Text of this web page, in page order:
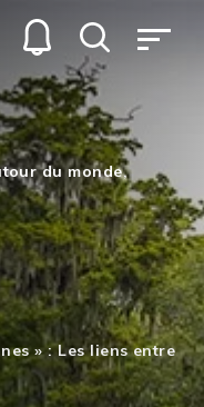
du monde,
» : Les liens entre